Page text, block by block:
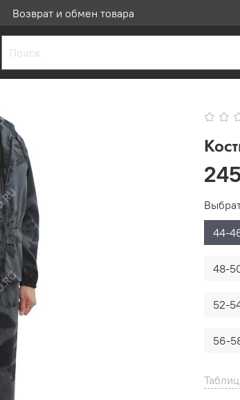
Возврат и обмен товара
44-
48-
52-
56-